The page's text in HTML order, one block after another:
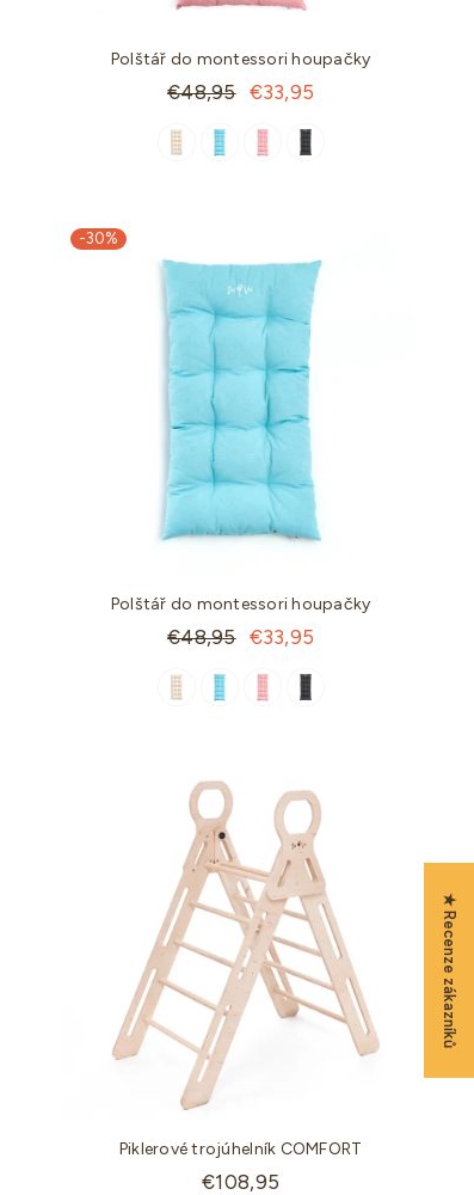
Polštář do montessori houpačky
Standartní
€48,95 €33,95
-30%
Polštář do montessori houpačky
Standartní
€48,95 €33,95
Piklerové trojúhelník COMFORT
€108,95
★ Recenze zákazníků